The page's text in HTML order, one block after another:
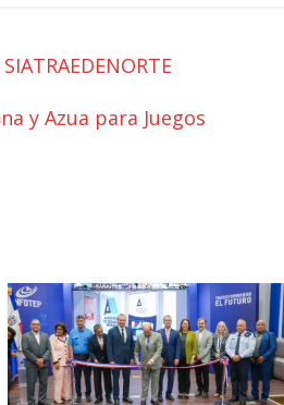
y Azua para Juegos